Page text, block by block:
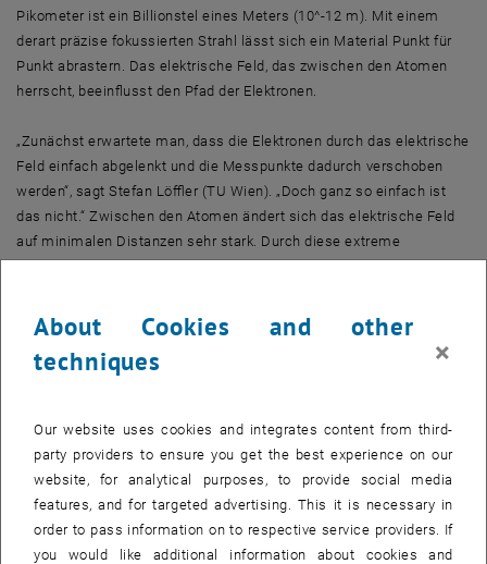
Pikometer ist ein Billionstel eines Meters (10^-12 m). Mit einem
derart präzise fokussierten Strahl lässt sich ein Material Punkt für
Punkt abrastern. Das elektrische Feld, das zwischen den Atomen
herrscht, beeinflusst den Pfad der Elektronen.
„Zunächst erwartete man, dass die Elektronen durch das elektrische
Feld einfach abgelenkt und die Messpunkte dadurch verschoben
werden“, sagt Stefan Löffler (TU Wien). „Doch ganz so einfach ist
das nicht.“ Zwischen den Atomen ändert sich das elektrische Feld
auf minimalen Distanzen sehr stark. Durch diese extreme
Röhrenmonitor geschieht, sondern auf kompliziertere Weise gestört.
Die experimentellen Untersuchungen wurden in Antwerpen (Belgien)
den Kristall und wurde auf der anderen Seite von einem Detektor
aufgezeichnet.
Aus dem Elektronenbild das elektrische Feld berechnen
Ohne Kristall würde man auf dem Detektor eine gleichmäßige runde
About Cookies and other
techniques
×
Our website uses cookies and integrates content from third-
party providers to ensure you get the best experience on our
website, for analytical purposes, to provide social media
features, and for targeted advertising. This it is necessary in
order to pass information on to respective service providers. If
you would like additional information about cookies and